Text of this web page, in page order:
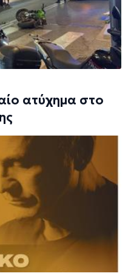
ατύχημα στο